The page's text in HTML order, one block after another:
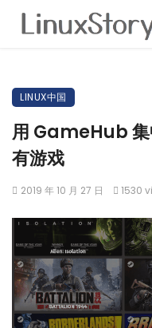
LINUX中国
用 GameHub 集
有游戏
2019 年 10 月 27 日 1530